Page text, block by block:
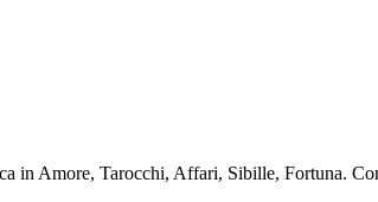
in Amore, Tarocchi, Affari, Sibille, Fortuna.